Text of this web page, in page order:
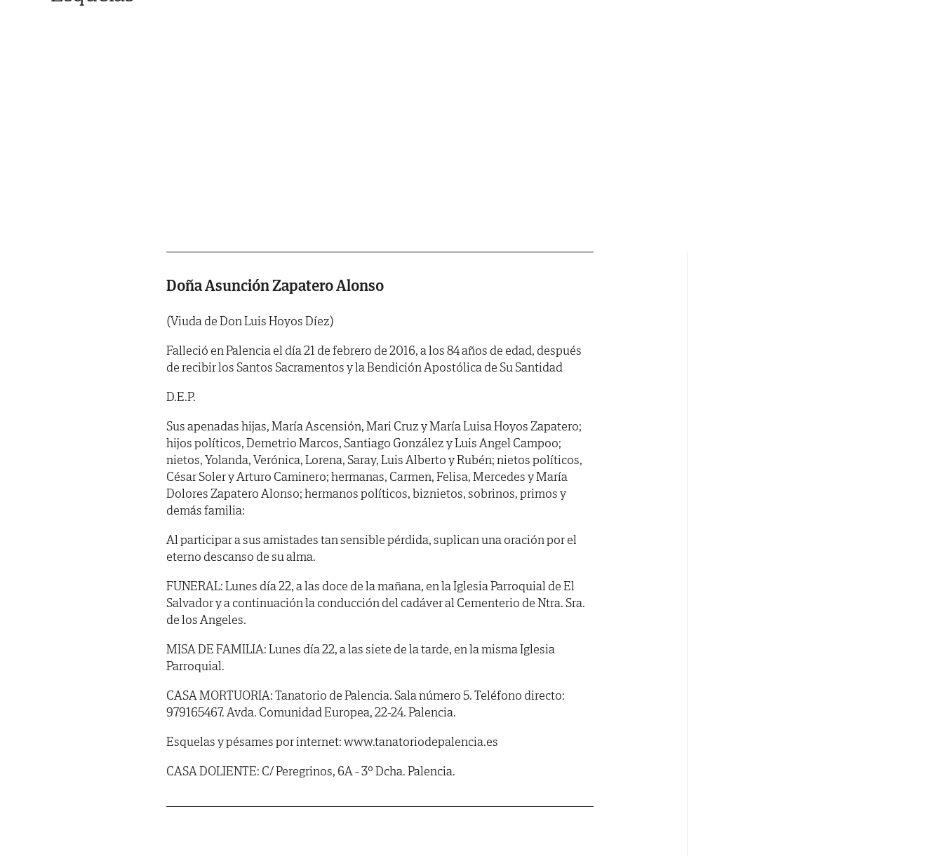
Doña Asunción Zapatero Alonso
(Viuda de Don Luis Hoyos Díez)
Falleció en Palencia el día 21 de febrero de 2016, a los 84 años de edad, después
de recibir los Santos Sacramentos y la Bendición Apostólica de Su Santidad
D.E.P.
Sus apenadas hijas, María Ascensión, Mari Cruz y María Luisa Hoyos Zapatero;
hijos políticos, Demetrio Marcos, Santiago González y Luis Angel Campoo;
nietos, Yolanda, Verónica, Lorena, Saray, Luis Alberto y Rubén; nietos políticos,
César Soler y Arturo Caminero; hermanas, Carmen, Felisa, Mercedes y María
Dolores Zapatero Alonso; hermanos políticos, biznietos, sobrinos, primos y
demás familia:
Al participar a sus amistades tan sensible pérdida, suplican una oración por el
eterno descanso de su alma.
FUNERAL: Lunes día 22, a las doce de la mañana, en la Iglesia Parroquial de El
Salvador y a continuación la conducción del cadáver al Cementerio de Ntra. Sra.
de los Angeles.
MISA DE FAMILIA: Lunes día 22, a las siete de la tarde, en la misma Iglesia
Parroquial.
CASA MORTUORIA: Tanatorio de Palencia. Sala número 5. Teléfono directo:
979165467. Avda. Comunidad Europea, 22-24. Palencia.
Esquelas y pésames por internet: www.tanatoriodepalencia.es
CASA DOLIENTE: C/ Peregrinos, 6A - 3º Dcha. Palencia.